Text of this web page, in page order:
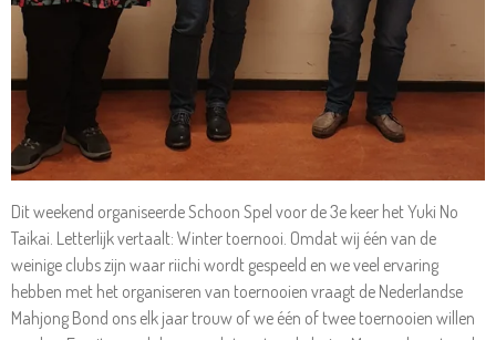
Dit weekend organiseerde Schoon Spel voor de 3e keer het Yuki No
Taikai. Letterlijk vertaalt: Winter toernooi. Omdat wij één van de
weinige clubs zijn waar riichi wordt gespeeld en we veel ervaring
hebben met het organiseren van toernooien vraagt de Nederlandse
Mahjong Bond ons elk jaar trouw of we één of twee toernooien willen